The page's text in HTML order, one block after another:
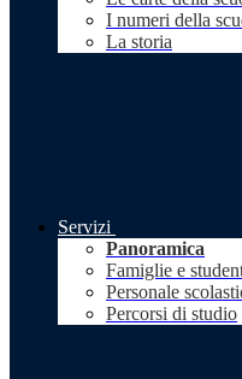
I numeri della
La storia
Servizi
Panoramica
Famiglie e
Personale
Percorsi di studio